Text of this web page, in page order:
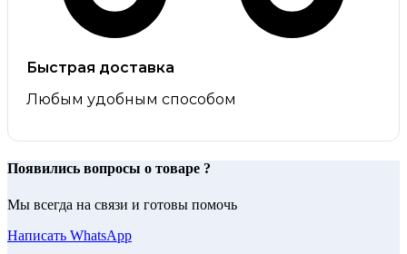
Быстрая доставка
Любым удобным способом
Появились вопросы о товаре ?
Мы всегда на связи и готовы помочь
Написать WhatsApp